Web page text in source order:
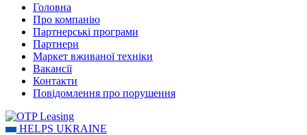
Головна
Про компанію
Партнерські програми
Партнери
Маркет вживаної техніки
Вакансії
Контакти
Повідомлення про порушення
HELPS UKRAINE